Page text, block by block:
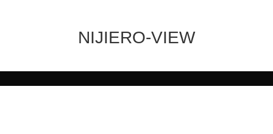
NIJIERO-VIEW